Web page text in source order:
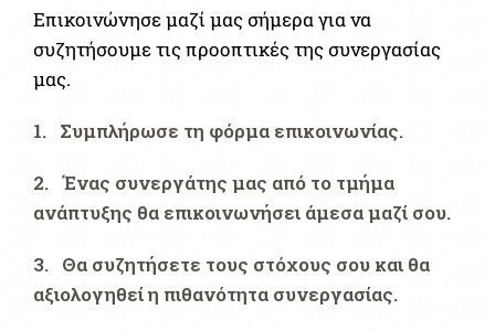
Επικοινώνησε μαζί μας σήμερα για να
συζητήσουμε τις προοπτικές της συνεργασίας
μας.
1. Συμπλήρωσε τη φόρμα επικοινωνίας.
2. Ένας συνεργάτης μας από το τμήμα
ανάπτυξης θα επικοινωνήσει άμεσα μαζί σου.
3. Θα συζητήσετε τους στόχους σου και θα
αξιολογηθεί η πιθανότητα συνεργασίας.